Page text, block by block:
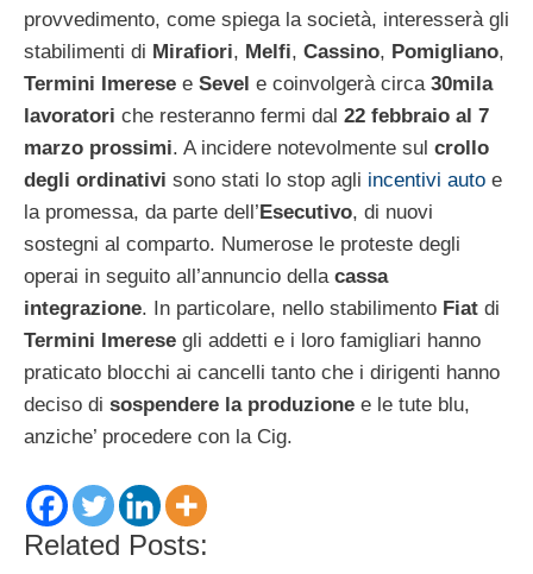
provvedimento, come spiega la società, interesserà gli
stabilimenti di Mirafiori, Melfi, Cassino, Pomigliano,
Termini Imerese e Sevel e coinvolgerà circa 30mila
lavoratori che resteranno fermi dal 22 febbraio al 7
marzo prossimi. A incidere notevolmente sul crollo
degli ordinativi sono stati lo stop agli incentivi auto e
la promessa, da parte dell’Esecutivo, di nuovi
sostegni al comparto. Numerose le proteste degli
operai in seguito all’annuncio della cassa
integrazione. In particolare, nello stabilimento Fiat di
Termini Imerese gli addetti e i loro famigliari hanno
praticato blocchi ai cancelli tanto che i dirigenti hanno
deciso di sospendere la produzione e le tute blu,
anziche’ procedere con la Cig.
Related Posts: